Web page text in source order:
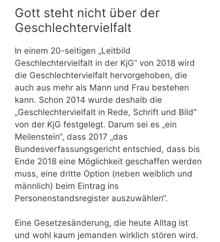
Gott steht nicht über der
Geschlechtervielfalt
In einem 20-seitigen „Leitbild
Geschlechtervielfalt in der KjG“ von 2018 wird
die Geschlechtervielfalt hervorgehoben, die
auch aus mehr als Mann und Frau bestehen
kann. Schon 2014 wurde deshalb die
„Geschlechtervielfalt in Rede, Schrift und Bild“
von der KjG festgelegt. Darum sei es „ein
Meilenstein“, dass 2017 „das
Bundesverfassungsgericht entschied, dass bis
Ende 2018 eine Möglichkeit geschaffen werden
muss, eine dritte Option (neben weiblich und
männlich) beim Eintrag ins
Personenstandsregister auszuwählen“.
Eine Gesetzesänderung, die heute Alltag ist
und wohl kaum jemanden wirklich stören wird.